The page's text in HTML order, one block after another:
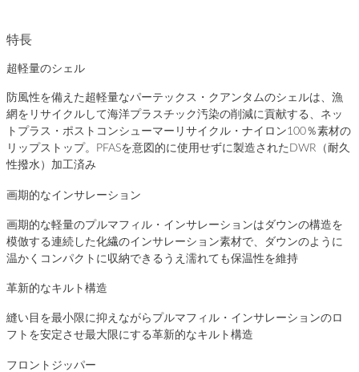
特長
超軽量のシェル
防風性を備えた超軽量なパーテックス・クアンタムのシェルは、漁
網をリサイクルして海洋プラスチック汚染の削減に貢献する、ネッ
トプラス・ポストコンシューマーリサイクル・ナイロン100％素材の
リップストップ。PFASを意図的に使用せずに製造されたDWR（耐久
性撥水）加工済み
画期的なインサレーション
画期的な軽量のプルマフィル・インサレーションはダウンの構造を
模倣する連続した化繊のインサレーション素材で、ダウンのように
温かくコンパクトに収納できるうえ濡れても保温性を維持
革新的なキルト構造
縫い目を最小限に抑えながらプルマフィル・インサレーションのロ
フトを安定させ最大限にする革新的なキルト構造
フロントジッパー